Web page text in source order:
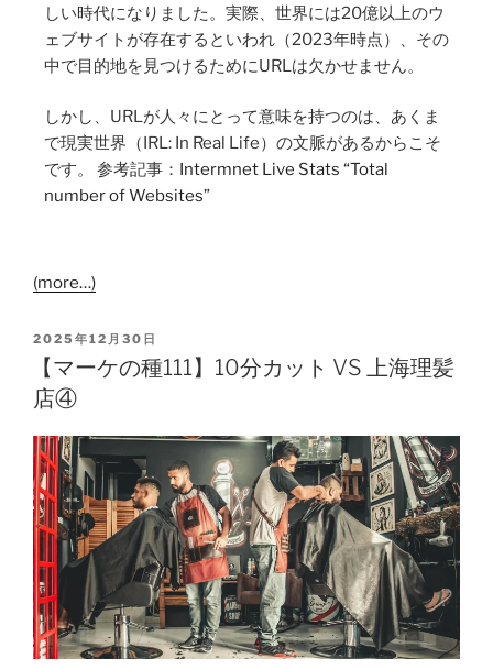
しい時代になりました。実際、世界には20億以上のウ
ェブサイトが存在するといわれ（2023年時点）、その
中で目的地を見つけるためにURLは欠かせません。
しかし、URLが人々にとって意味を持つのは、あくま
で現実世界（IRL: In Real Life）の文脈があるからこそ
です。 参考記事：
Intermnet Live Stats “Total
number of Websites”
(more…)
2025年12月30日
【マーケの種111】10分カット VS 上海理髪
店④